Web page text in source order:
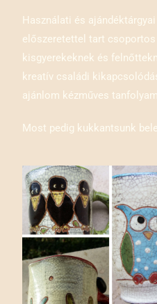
Használati és
előszeretettel tart
kisgyerekeknek és
kreatív családi
ajánlom kézműves
Most pedig kukkantsunk